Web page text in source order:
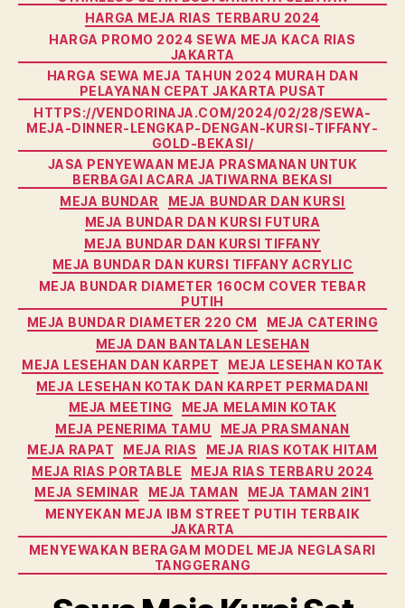
HARGA MEJA RIAS TERBARU 2024
HARGA PROMO 2024 SEWA MEJA KACA RIAS
JAKARTA
HARGA SEWA MEJA TAHUN 2024 MURAH DAN
PELAYANAN CEPAT JAKARTA PUSAT
HTTPS://VENDORINAJA.COM/2024/02/28/SEWA-
MEJA-DINNER-LENGKAP-DENGAN-KURSI-TIFFANY-
GOLD-BEKASI/
JASA PENYEWAAN MEJA PRASMANAN UNTUK
BERBAGAI ACARA JATIWARNA BEKASI
MEJA BUNDAR
MEJA BUNDAR DAN KURSI
MEJA BUNDAR DAN KURSI FUTURA
MEJA BUNDAR DAN KURSI TIFFANY
MEJA BUNDAR DAN KURSI TIFFANY ACRYLIC
MEJA BUNDAR DIAMETER 160CM COVER TEBAR
PUTIH
MEJA BUNDAR DIAMETER 220 CM
MEJA CATERING
MEJA DAN BANTALAN LESEHAN
MEJA LESEHAN DAN KARPET
MEJA LESEHAN KOTAK
MEJA LESEHAN KOTAK DAN KARPET PERMADANI
MEJA MEETING
MEJA MELAMIN KOTAK
MEJA PENERIMA TAMU
MEJA PRASMANAN
MEJA RAPAT
MEJA RIAS
MEJA RIAS KOTAK HITAM
MEJA RIAS PORTABLE
MEJA RIAS TERBARU 2024
MEJA SEMINAR
MEJA TAMAN
MEJA TAMAN 2IN1
MENYEKAN MEJA IBM STREET PUTIH TERBAIK
JAKARTA
MENYEWAKAN BERAGAM MODEL MEJA NEGLASARI
TANGGERANG